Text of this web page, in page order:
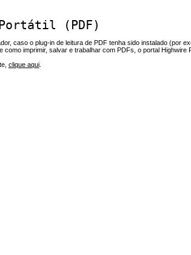
Portátil (PDF)
caso o plug-in de leitura de PDF tenha sido instalado (por
como imprimir, salvar e trabalhar com PDFs, o portal Highwire
clique aqui.